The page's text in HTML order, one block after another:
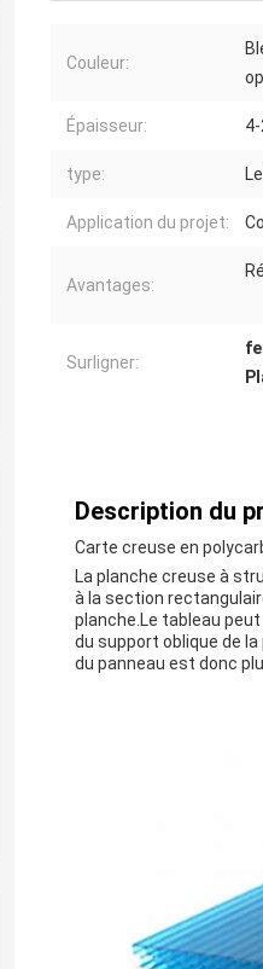
Couleur:
Épaisseur:
type:
Application du projet:
Avantages:
Surligner:
Description du
Carte creuse en
La planche creuse à
à la section
planche.Le tableau
du support oblique de
du panneau est donc